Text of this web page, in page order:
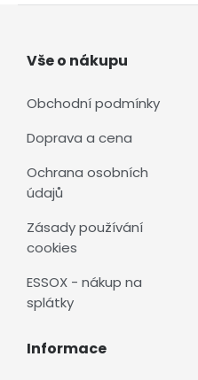
Vše o nákupu
Obchodní podmínky
Doprava a cena
Ochrana osobních
údajů
Zásady používání
cookies
ESSOX - nákup na
splátky
Informace